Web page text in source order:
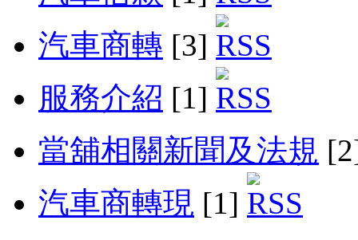
汽車商轉 [3]
服務介紹 [1]
當舖相關新聞及法規
汽車商轉現 [1]